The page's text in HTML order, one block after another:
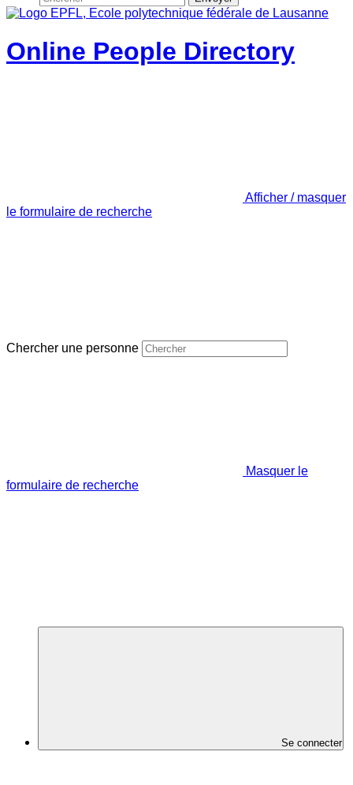
Online People Directory
Afficher / masquer
le formulaire de recherche
Chercher une personne
Masquer le
formulaire de recherche
Se connecter